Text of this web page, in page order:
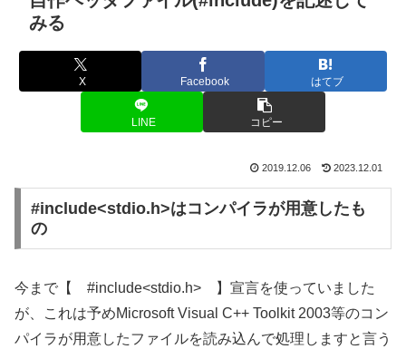
みる
X Facebook はてブ
LINE コピー
2019.12.06 2023.12.01
#include<stdio.h>はコンパイラが用意したも
の
今まで【 #include<stdio.h> 】宣言を使っていました
が、これは予めMicrosoft Visual C++ Toolkit 2003等のコン
パイラが用意したファイルを読み込んで処理しますと言う